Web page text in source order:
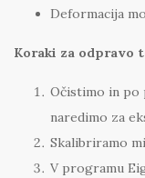
Deformacija
Koraki za odpravo
Očistimo in po
naredimo za
Skalibriramo
V programu